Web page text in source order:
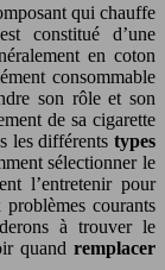
qui chauffe
constitué d’une
en coton
consommable
son rôle et son
de sa cigarette
les différents types
sélectionner le
l’entretenir pour
courants
à trouver le
quand remplacer